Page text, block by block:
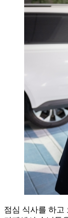
점심 식사를 하고